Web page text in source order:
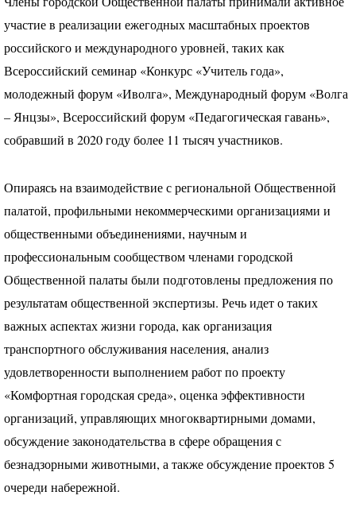
участие в реализации ежегодных масштабных проектов
российского и международного уровней, таких как
Всероссийский семинар «Конкурс «Учитель года»,
молодежный форум «Иволга», Международный форум «Волга
– Янцзы», Всероссийский форум «Педагогическая гавань»,
собравший в 2020 году более 11 тысяч участников.
Опираясь на взаимодействие с региональной Общественной
палатой, профильными некоммерческими организациями и
общественными объединениями, научным и
профессиональным сообществом членами городской
Общественной палаты были подготовлены предложения по
результатам общественной экспертизы. Речь идет о таких
важных аспектах жизни города, как организация
транспортного обслуживания населения, анализ
удовлетворенности выполнением работ по проекту
«Комфортная городская среда», оценка эффективности
организаций, управляющих многоквартирными домами,
обсуждение законодательства в сфере обращения с
безнадзорными животными, а также обсуждение проектов 5
очереди набережной.